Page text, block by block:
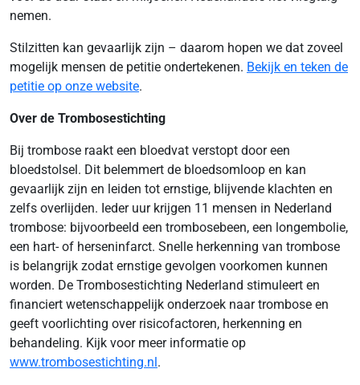
nemen.
Stilzitten kan gevaarlijk zijn – daarom hopen we dat zoveel
mogelijk mensen de petitie ondertekenen. Bekijk en teken de
petitie op onze website.
Over de Trombosestichting
Bij trombose raakt een bloedvat verstopt door een
bloedstolsel. Dit belemmert de bloedsomloop en kan
gevaarlijk zijn en leiden tot ernstige, blijvende klachten en
zelfs overlijden. Ieder uur krijgen 11 mensen in Nederland
trombose: bijvoorbeeld een trombosebeen, een longembolie,
een hart- of herseninfarct. Snelle herkenning van trombose
is belangrijk zodat ernstige gevolgen voorkomen kunnen
worden. De Trombosestichting Nederland stimuleert en
financiert wetenschappelijk onderzoek naar trombose en
geeft voorlichting over risicofactoren, herkenning en
behandeling. Kijk voor meer informatie op
www.trombosestichting.nl.